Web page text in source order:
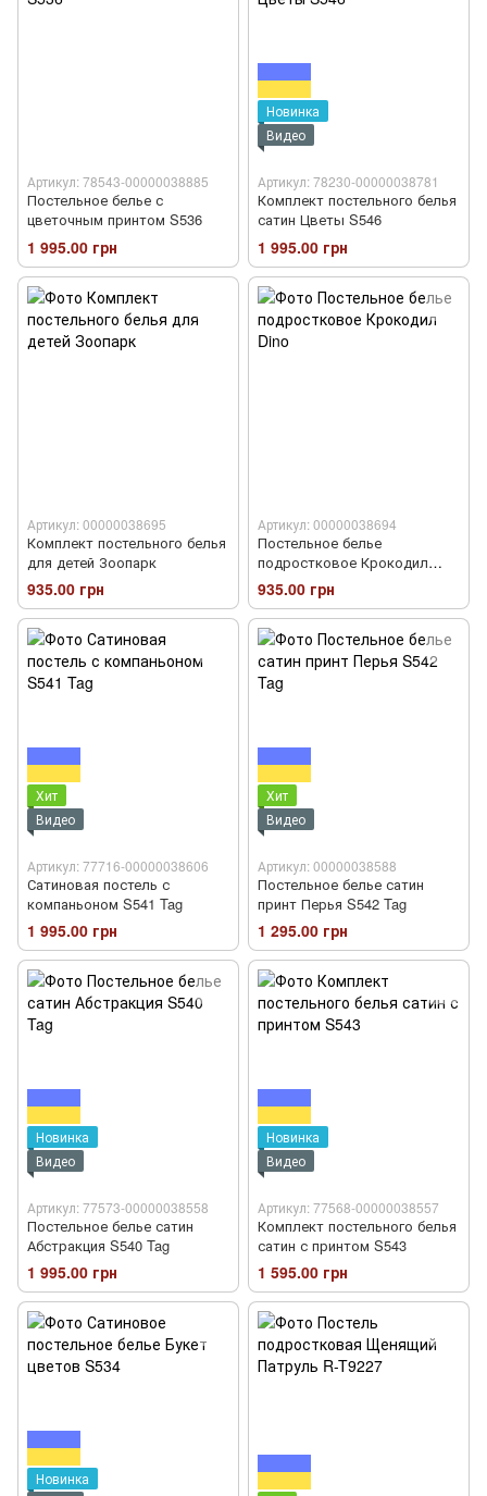
Артикул: 78543-00000038885
Постельное белье с
цветочным принтом S536
1 995.00 грн
Новинка
Видео
Артикул: 78230-00000038781
Комплект постельного белья
сатин Цветы S546
1 995.00 грн
Артикул: 00000038695
Комплект постельного белья
для детей Зоопарк
935.00 грн
Артикул: 00000038694
Постельное белье
подростковое Крокодил
Dino
935.00 грн
Хит
Видео
Артикул: 77716-00000038606
Сатиновая постель с
компаньоном S541 Tag
1 995.00 грн
Хит
Видео
Артикул: 00000038588
Постельное белье сатин
принт Перья S542 Tag
1 295.00 грн
Новинка
Видео
Артикул: 77573-00000038558
Постельное белье сатин
Абстракция S540 Tag
1 995.00 грн
Новинка
Видео
Артикул: 77568-00000038557
Комплект постельного белья
сатин с принтом S543
1 595.00 грн
Новинка